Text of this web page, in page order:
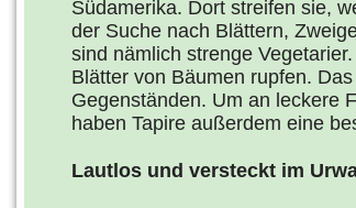
Südamerika. Dort streifen sie,
der Suche nach Blättern,
sind nämlich strenge
Blätter von Bäumen rupfen.
Gegenständen. Um an leckere
haben Tapire außerdem eine
Lautlos und versteckt im